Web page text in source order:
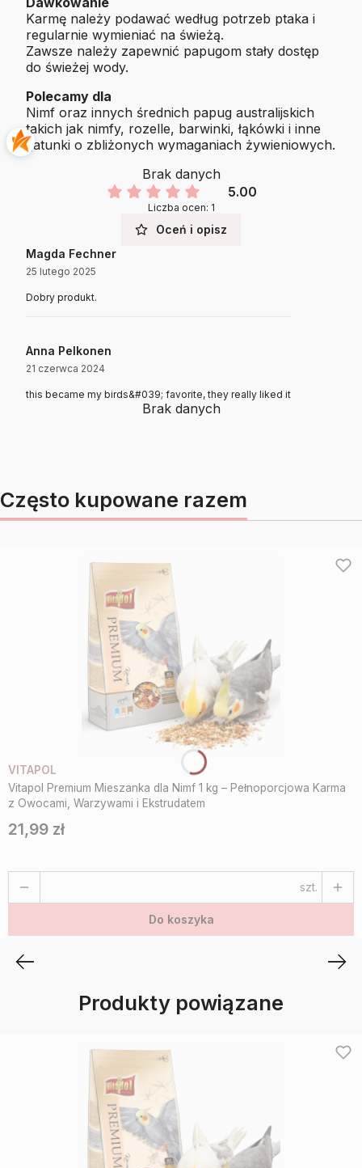
Karmę należy podawać według potrzeb ptaka i
regularnie wymieniać na świeżą.
Zawsze należy zapewnić papugom stały dostęp
do świeżej wody.
Polecamy dla
Nimf oraz innych średnich papug australijskich
takich jak nimfy, rozelle, barwinki, łąkówki i inne
gatunki o zbliżonych wymaganiach żywieniowych.
Brak danych
5.00
Liczba ocen: 1
Oceń i opisz
Magda Fechner
25 lutego 2025
Dobry produkt.
Anna Pelkonen
21 czerwca 2024
this became my birds&#039; favorite, they really liked it
Brak danych
Często kupowane razem
VITAPOL
Vitapol Premium Mieszanka dla Nimf 1 kg – Pełnoporcjowa Karma
z Owocami, Warzywami i Ekstrudatem
Cena
21,99 zł
szt.
Do koszyka
Produkty powiązane